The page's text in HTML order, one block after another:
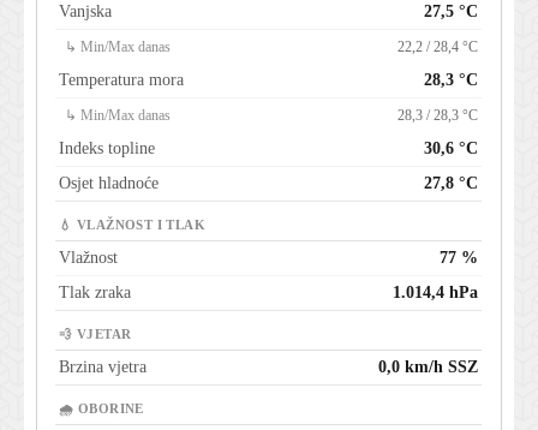
Vanjska 27,5 °C
↳ Min/Max danas 22,2 / 28,4 °C
Temperatura mora 28,3 °C
↳ Min/Max danas 28,3 / 28,3 °C
Indeks topline
30,6 °C
Osjet hladnoće
27,8 °C
💧 VLAŽNOST I TLAK
Vlažnost
77 %
Tlak zraka
1.014,4 hPa
💨 VJETAR
Brzina vjetra 0,0 km/h SSZ
🌧 OBORINE